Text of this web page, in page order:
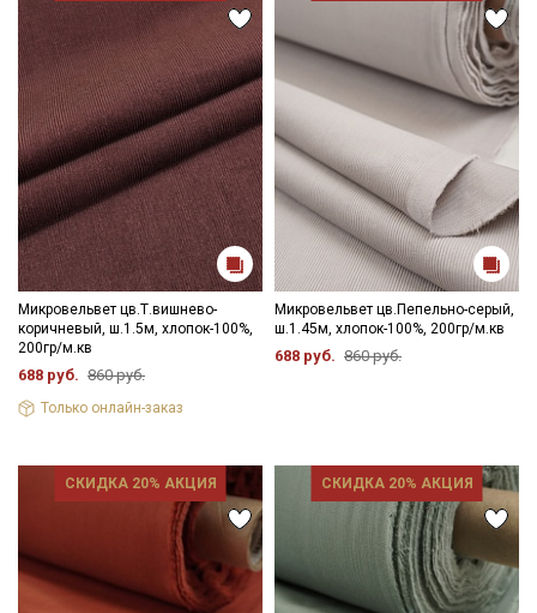
не пересушивать
- гладить с осторожностью только изнаночной стороны.
Цветопередача (тон) может отличаться от оригинального
цвета ткани в зависимости от настроек вашего монитора и в
зависимости от партии.
Микровельвет цв.Т.вишнево-
коричневый, ш.1.5м, хлопок-100%,
200гр/м.кв
688 руб. 860 руб.
Только онлайн-заказ
Микровельвет цв.Пепельно-серый,
ш.1.45м, хлопок-100%, 200гр/м.кв
688 руб. 860 руб.
СКИДКА 20% АКЦИЯ СКИДКА 20% АКЦИЯ